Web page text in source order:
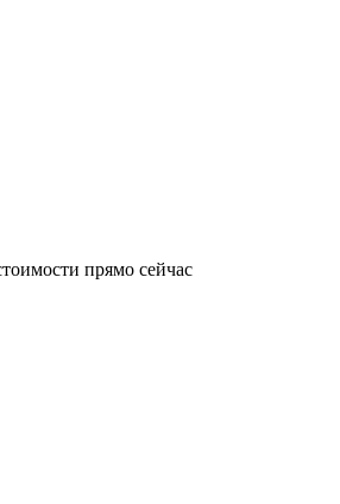
прямо сейчас